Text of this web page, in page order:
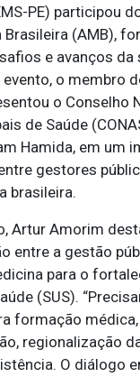
PE) participou
(AMB),
e avanços da
o membro
o Conselho
de Saúde
Hamida, em um
gestores
brasileira.
Artur Amorim
entre a gestão
para o
(SUS).
formação
regionalização
O diálogo